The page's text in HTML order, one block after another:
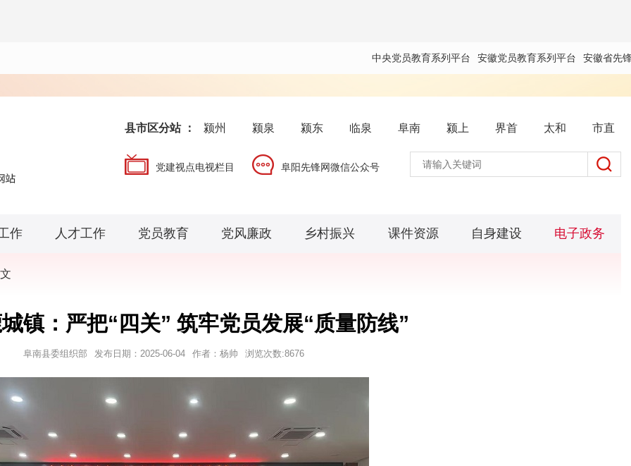
中央党员教育系列平台 安徽党员教育系列平台 安徽省先
县市区分站 ： 颍州 颍泉 颍东 临泉 阜南 颍上 界首 太和 市直
党建视点电视栏目 阜阳先锋网微信公众号
作 人才工作 党员教育 党风廉政 乡村振兴 课件资源 自身建设 电子政务
镇：严把“四关” 筑牢党员发展“质量防线”
阜南县委组织部 发布日期： 2025-06-04 作者： 杨帅 浏览次数:8676